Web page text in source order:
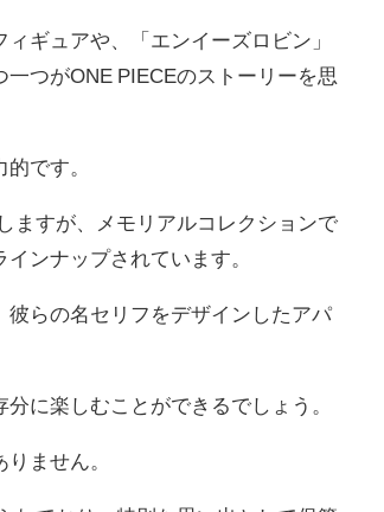
ギュアや、「エンイーズロビン」
つがONE PIECEのストーリーを思
です。
ますが、メモリアルコレクションで
ンナップされています。
らの名セリフをデザインしたアパ
に楽しむことができるでしょう。
ません。